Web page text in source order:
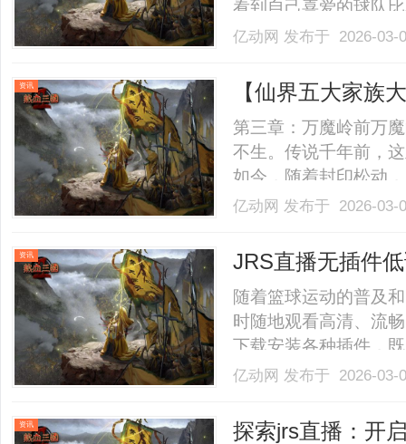
看到自己喜爱的球队
迷提供了一个极其便
窗口。传统的观看方
找.........
亿动网 发布于 2026-
资讯 【仙界五大家族
第三章：万魔岭前万
不生。传说千年前，
如今，随着封印松动
家族得到消息后，迅
日，五人来到万魔岭
黑.........
亿动网 发布于 2026-
资讯 JRS直播无插件
随着篮球运动的普及
时随地观看高清、流
下载安装各种插件，
题，JRS直播平台推
其简便性。用户无需
亿动网 发布于 2026-
资讯 探索jrs直播：开